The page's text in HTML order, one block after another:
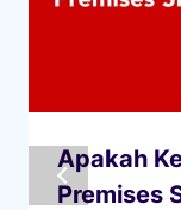
Apakah
Premises